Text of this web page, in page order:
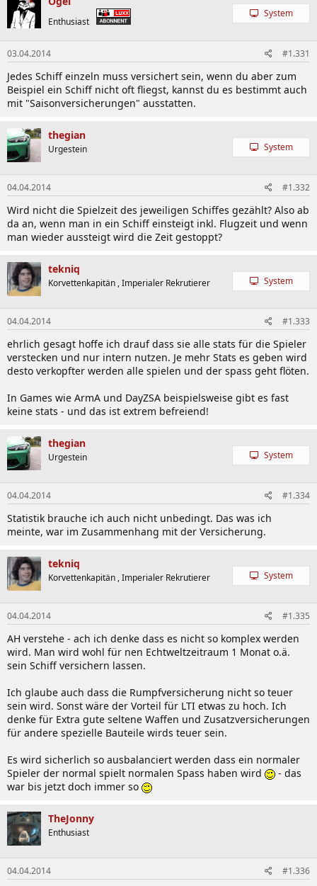
Enthusiast
System
03.04.2014 #1.331
Jedes Schiff einzeln muss versichert sein, wenn du aber zum
Beispiel ein Schiff nicht oft fliegst, kannst du es bestimmt auch
mit "Saisonversicherungen" ausstatten.
thegian
Urgestein System
04.04.2014 #1.332
Wird nicht die Spielzeit des jeweiligen Schiffes gezählt? Also ab
da an, wenn man in ein Schiff einsteigt inkl. Flugzeit und wenn
man wieder aussteigt wird die Zeit gestoppt?
tekniq
Korvettenkapitän , Imperialer Rekrutierer System
04.04.2014 #1.333
ehrlich gesagt hoffe ich drauf dass sie alle stats für die Spieler
verstecken und nur intern nutzen. Je mehr Stats es geben wird
desto verkopfter werden alle spielen und der spass geht flöten.
In Games wie ArmA und DayZSA beispielsweise gibt es fast
keine stats - und das ist extrem befreiend!
thegian
Urgestein System
04.04.2014 #1.334
Statistik brauche ich auch nicht unbedingt. Das was ich
meinte, war im Zusammenhang mit der Versicherung.
tekniq
Korvettenkapitän , Imperialer Rekrutierer System
04.04.2014 #1.335
AH verstehe - ach ich denke dass es nicht so komplex werden
wird. Man wird wohl für nen Echtweltzeitraum 1 Monat o.ä.
sein Schiff versichern lassen.
Ich glaube auch dass die Rumpfversicherung nicht so teuer
sein wird. Sonst wäre der Vorteil für LTI etwas zu hoch. Ich
denke für Extra gute seltene Waffen und Zusatzversicherungen
für andere spezielle Bauteile wirds teuer sein.
Es wird sicherlich so ausbalanciert werden dass ein normaler
Spieler der normal spielt normalen Spass haben wird
- das
war bis jetzt doch immer so
TheJonny
Enthusiast
04.04.2014 #1.336